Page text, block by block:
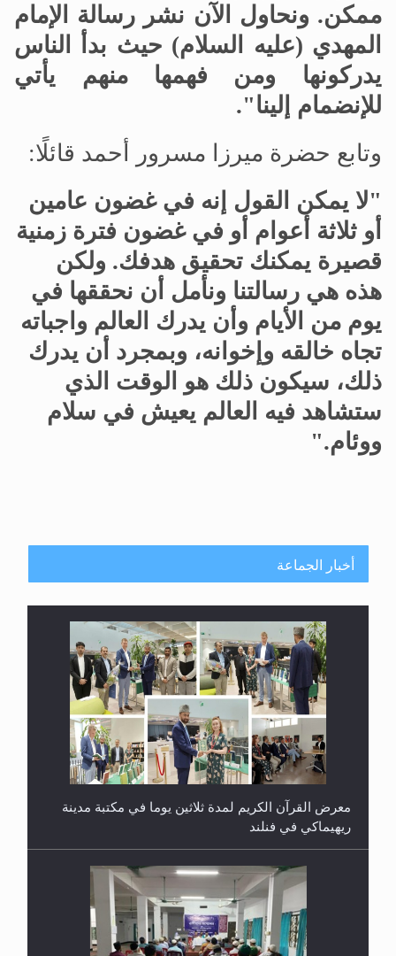
ممكن. ونحاول الآن نشر رسالة الإمام
المهدي (عليه السلام) حيث بدأ الناس
يدركونها ومن فهمها منهم يأتي
للإنضمام إلينا".
وتابع حضرة ميرزا مسرور أحمد قائلًا:
"لا يمكن القول إنه في غضون عامين
أو ثلاثة أعوام أو في غضون فترة زمنية
قصيرة يمكنك تحقيق هدفك. ولكن
هذه هي رسالتنا ونأمل أن نحققها في
يوم من الأيام وأن يدرك العالم واجباته
تجاه خالقه وإخوانه، وبمجرد أن يدرك
ذلك، سيكون ذلك هو الوقت الذي
ستشاهد فيه العالم يعيش في سلام
ووئام."
أخبار الجماعة
معرض القرآن الكريم لمدة ثلاثين يوما في مكتبة مدينة
ريهيماكي في فنلند